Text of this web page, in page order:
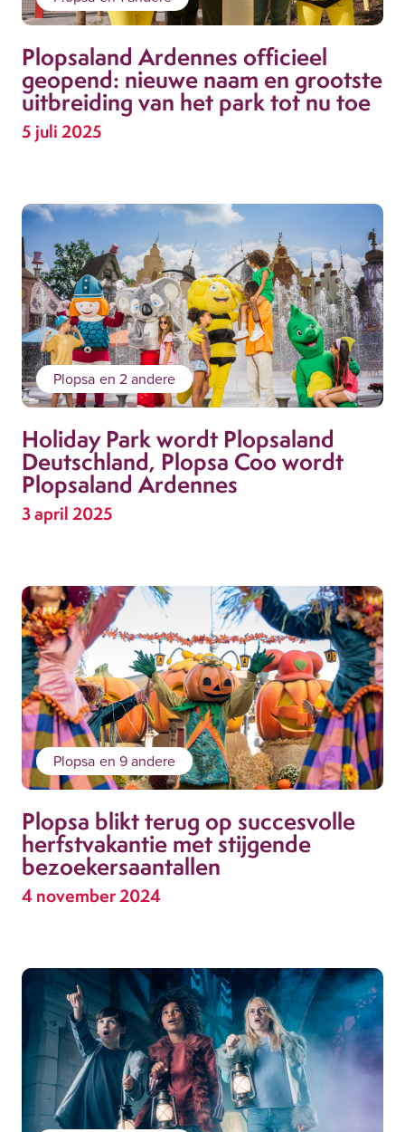
Plopsaland Ardennes officieel
geopend: nieuwe naam en grootste
uitbreiding van het park tot nu toe
5 juli 2025
Plopsa en 2 andere
Holiday Park wordt Plopsaland
Deutschland, Plopsa Coo wordt
Plopsaland Ardennes
3 april 2025
Plopsa en 9 andere
Plopsa blikt terug op succesvolle
herfstvakantie met stijgende
bezoekersaantallen
4 november 2024